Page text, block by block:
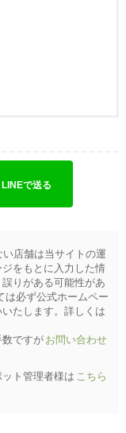
LINEで送る
店舗は当サイトの運
をもとに入力した情
りがある可能性があ
は必ず公式ホームペー
たします。詳しくは
ですが お問い合わせ
ト管理者様は こちら